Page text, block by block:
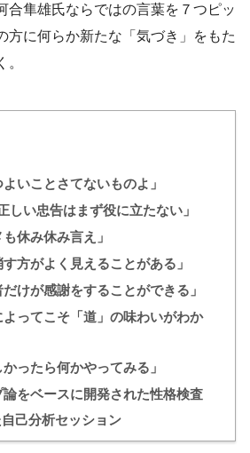
隼雄氏ならではの言葉を７つピッ
方に何らか新たな「気づき」をもた
いことさてないものよ」
い忠告はまず役に立たない」
休み休み言え」
方がよく見えることがある」
けが感謝をすることができる」
ってこそ「道」の味わいがわか
ったら何かやってみる」
をベースに開発された性格検査
己分析セッション